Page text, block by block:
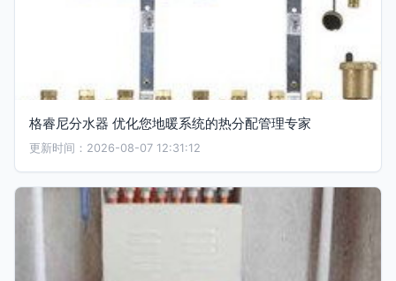
格睿尼分水器 优化您地暖系统的热分配管理专家
更新时间：2026-08-07 12:31:12